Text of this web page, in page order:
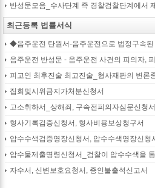
반성문모음_수사단계 즉 경찰검찰단계에서
최근등록 법률서식
집회및시위금지가처분신청서
고소취하서_상해죄, 구속전피의자심문신청
형사기록검증신청서, 형사비용보상청구서
압수수색검증영장신청서, 압수수색영장신청
압수물제출명령신청서_검찰이 압수수색을
자수서, 신변보호요청서, 증인불출석신고서